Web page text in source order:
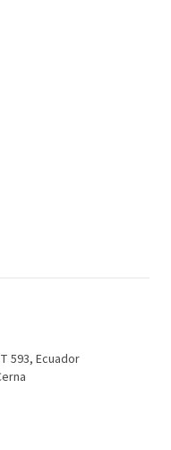
593, Ecuador